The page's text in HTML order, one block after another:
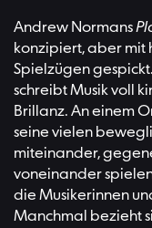
Andrew Normans
konzipiert, aber mit
Spielzügen
schreibt Musik voll
Brillanz. An einem
seine vielen
miteinander,
voneinander
die Musikerinnen
Manchmal bezieht